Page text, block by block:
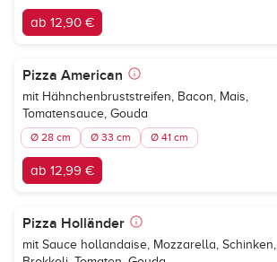
ab 12,90 €
Pizza American
mit Hähnchenbruststreifen, Bacon, Mais,
Tomatensauce, Gouda
Ø 28 cm Ø 33 cm Ø 41 cm
ab 12,99 €
Pizza Holländer
mit Sauce hollandaise, Mozzarella, Schinken,